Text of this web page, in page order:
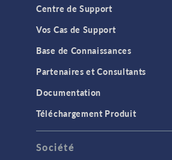
Centre de Support
Vos Cas de Support
Base de Connaissances
Partenaires et Consultants
Documentation
Téléchargement Produit
Société